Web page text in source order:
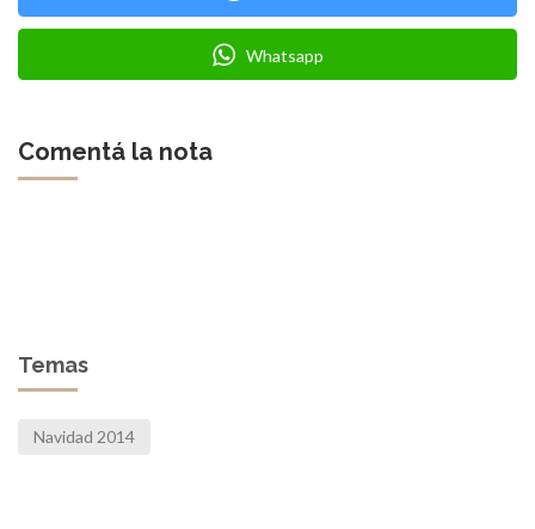
Whatsapp
Comentá la nota
Temas
Navidad 2014